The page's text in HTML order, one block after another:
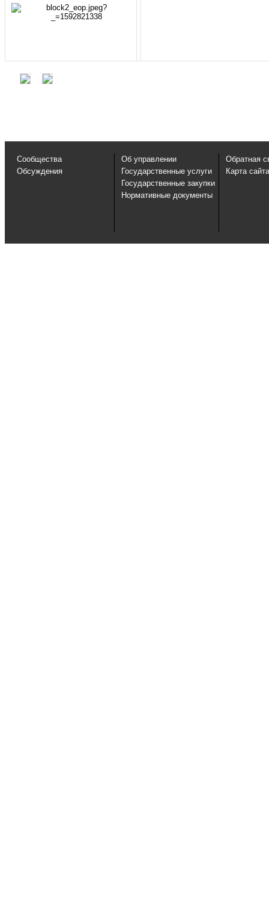
Сообщества
Обсуждения
Об управлении
Государственные услуги
Государственные закупки
Нормативные документы
Обратная
Карта